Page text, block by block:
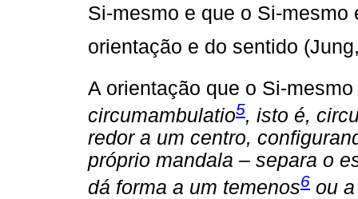
Si-mesmo e que o Si-
orientação e do sentido
A orientação que o Si-
circumambulatio5, isto é,
redor a um centro,
próprio mandala – separa o
dá forma a um temenos6 ou